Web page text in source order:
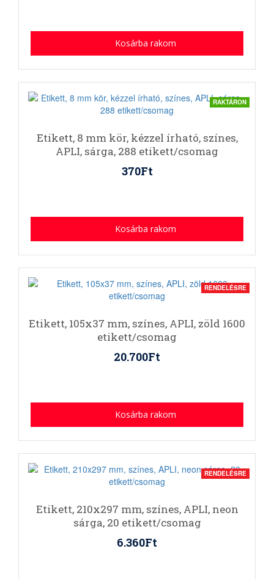
Kosárba rakom
RAKTÁRON
Etikett, 8 mm kör, kézzel írható, színes,
APLI, sárga, 288 etikett/csomag
370Ft
Kosárba rakom
RENDELÉSRE
Etikett, 105x37 mm, színes, APLI, zöld 1600
etikett/csomag
20.700Ft
Kosárba rakom
RENDELÉSRE
Etikett, 210x297 mm, színes, APLI, neon
sárga, 20 etikett/csomag
6.360Ft